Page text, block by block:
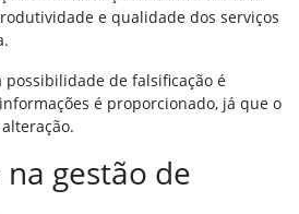
e qualidade dos serviços
possibilidade de falsificação é
é proporcionado, já que o
gestão de